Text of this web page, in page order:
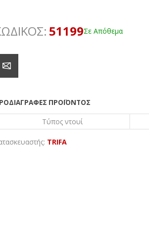
51199Σε Απόθεμα
ΠΡΟΪΌΝΤΟΣ
Τύπος ντουί
TRIFA